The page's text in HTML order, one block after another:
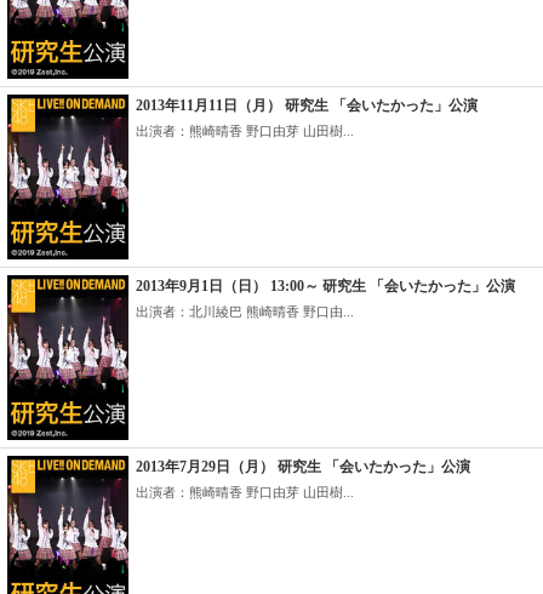
2013年11月11日（月） 研究生 「会いたかった」公演
出演者：熊崎晴香 野口由芽 山田樹...
2013年9月1日（日） 13:00～ 研究生 「会いたかった」公演
出演者：北川綾巴 熊崎晴香 野口由...
2013年7月29日（月） 研究生 「会いたかった」公演
出演者：熊崎晴香 野口由芽 山田樹...